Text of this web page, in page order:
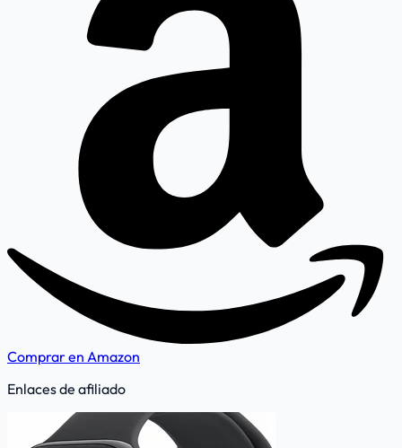
Comprar en Amazon
Enlaces de afiliado